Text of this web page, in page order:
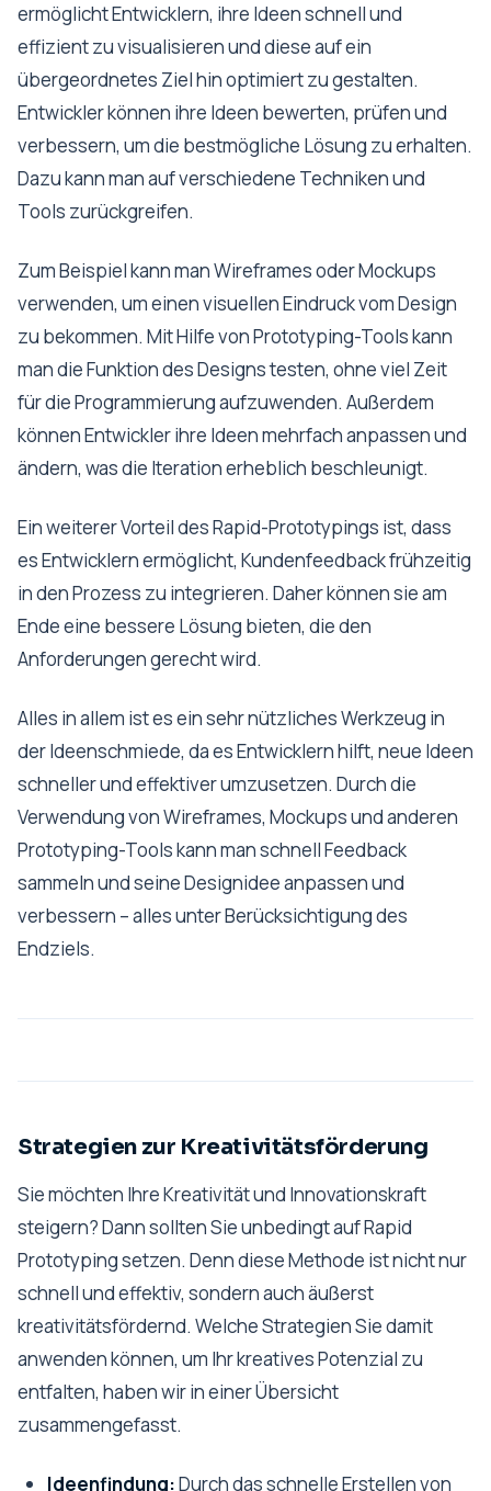
ermöglicht Entwicklern, ihre Ideen schnell und
effizient zu visualisieren und diese auf ein
übergeordnetes Ziel hin optimiert zu gestalten.
Entwickler können ihre Ideen bewerten, prüfen und
verbessern, um die bestmögliche Lösung zu erhalten.
Dazu kann man auf verschiedene Techniken und
Tools zurückgreifen.
Zum Beispiel kann man Wireframes oder Mockups
verwenden, um einen visuellen Eindruck vom Design
zu bekommen. Mit Hilfe von Prototyping-Tools kann
man die Funktion des Designs testen, ohne viel Zeit
für die Programmierung aufzuwenden. Außerdem
können Entwickler ihre Ideen mehrfach anpassen und
ändern, was die Iteration erheblich beschleunigt.
Ein weiterer Vorteil des Rapid-Prototypings ist, dass
es Entwicklern ermöglicht, Kundenfeedback frühzeitig
in den Prozess zu integrieren. Daher können sie am
Ende eine bessere Lösung bieten, die den
Anforderungen gerecht wird.
Alles in allem ist es ein sehr nützliches Werkzeug in
der Ideenschmiede, da es Entwicklern hilft, neue Ideen
schneller und effektiver umzusetzen. Durch die
Verwendung von Wireframes, Mockups und anderen
Prototyping-Tools kann man schnell Feedback
sammeln und seine Designidee anpassen und
verbessern – alles unter Berücksichtigung des
Endziels.
Strategien zur Kreativitätsförderung
Sie möchten Ihre Kreativität und Innovationskraft
steigern? Dann sollten Sie unbedingt auf Rapid
Prototyping setzen. Denn diese Methode ist nicht nur
schnell und effektiv, sondern auch äußerst
kreativitätsfördernd. Welche Strategien Sie damit
anwenden können, um Ihr kreatives Potenzial zu
entfalten, haben wir in einer Übersicht
zusammengefasst.
Ideenfindung:Durch das schnelle Erstellen von